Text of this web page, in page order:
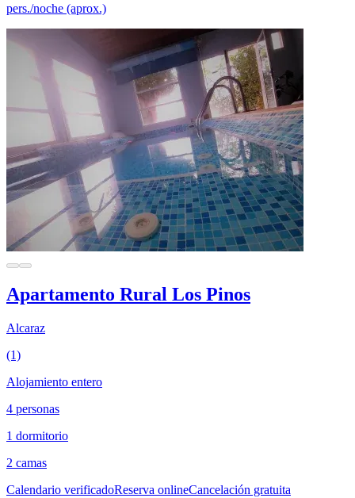
pers./noche (aprox.)
Apartamento Rural Los Pinos
Alcaraz
(1)
Alojamiento entero
4 personas
1 dormitorio
2 camas
Calendario verificadoReserva onlineCancelación gratuita